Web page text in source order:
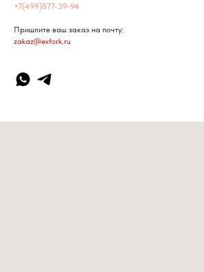
+7(499)877-39-94
Пришлите ваш заказ на почту:
zakaz@exfork.ru